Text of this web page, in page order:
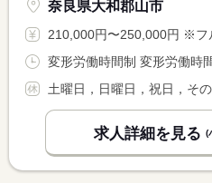
奈良県大和郡山市
210,000円〜250,000円 ※フルタイム求人の場合は月額（換算
土曜日，日曜日，祝日，そ
求人詳細を見る (